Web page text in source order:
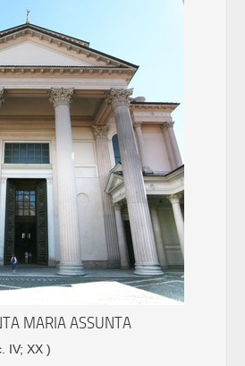
MARIA ASSUNTA
IV; XX )